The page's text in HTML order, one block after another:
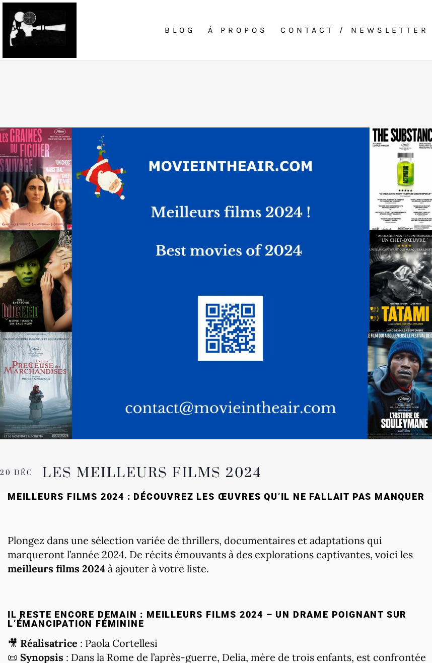
BLOG À PROPOS CONTACT / NEWSLETTER
20 DÉC LES MEILLEURS FILMS 2024
MEILLEURS FILMS 2024 : DÉCOUVREZ LES ŒUVRES QU’IL NE FALLAIT PAS MANQUER
Plongez dans une sélection variée de thrillers, documentaires et adaptations qui
marqueront l’année 2024. De récits émouvants à des explorations captivantes, voici les
meilleurs films 2024 à ajouter à votre liste.
IL RESTE ENCORE DEMAIN : MEILLEURS FILMS 2024 – UN DRAME POIGNANT SUR
L’ÉMANCIPATION FÉMININE
🎥 Réalisatrice : Paola Cortellesi
📜 Synopsis : Dans la Rome de l’après-guerre, Delia, mère de trois enfants, est confrontée